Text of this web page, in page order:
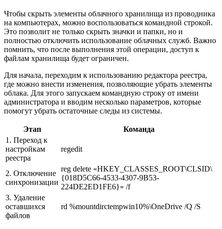
Чтобы скрыть элементы облачного хранилища из проводника
на компьютерах, можно воспользоваться командной строкой.
Это позволит не только скрыть значки и папки, но и
полностью отключить использование облачных служб. Важно
помнить, что после выполнения этой операции, доступ к
файлам хранилища будет ограничен.
Для начала, переходим к использованию редактора реестра,
где можно внести изменения, позволяющие убрать элементы
облака. Для этого запускаем командную строку от имени
администратора и вводим несколько параметров, которые
помогут убрать остаточные следы из системы.
Этап
Команда
1. Переход к
настройкам
реестра
regedit
2. Отключение
синхронизации
reg delete «HKEY_CLASSES_ROOT\CLSID\
{018D5C66-4533-4307-9B53-
224DE2ED1FE6}» /f
3. Удаление
оставшихся
файлов
rd %mountdirctempwin10%\OneDrive /Q /S